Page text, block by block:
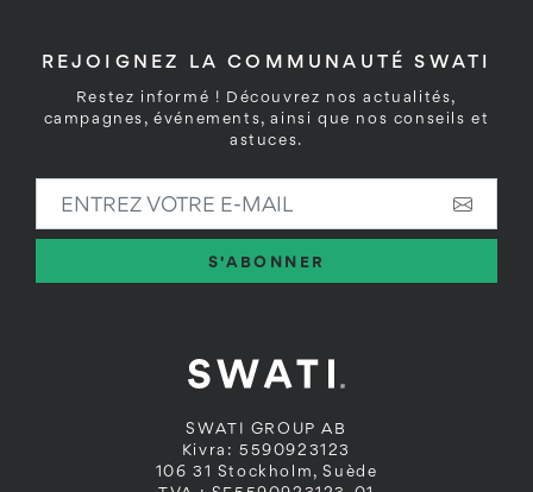
SWATI GROUP AB
Kivra: 5590923123
106 31 Stockholm, Suède
REJOIGNEZ LA COMMUNAUTÉ SWATI
Restez informé ! Découvrez nos actualités,
campagnes, événements, ainsi que nos conseils et
astuces.
S'ABONNER